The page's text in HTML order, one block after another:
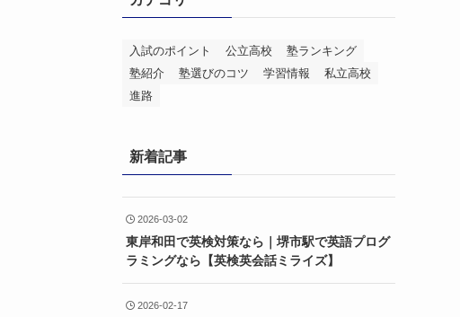
入試のポイント 公立高校
塾ランキング
塾紹介
塾選びのコツ 学習情報
私立高校
進路
新着記事
2026-03-02
東岸和田で英検対策なら｜堺市駅で英語プログ
ラミングなら【英検英会話ミライズ】
2026-02-17